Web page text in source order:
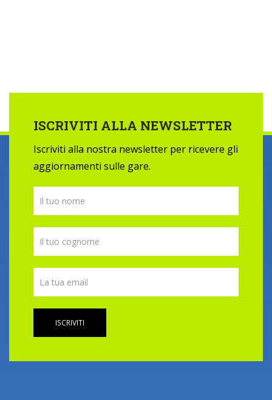
ISCRIVITI ALLA NEWSLETTER
Iscriviti alla nostra newsletter per ricevere gli
aggiornamenti sulle gare.
ISCRIVITI